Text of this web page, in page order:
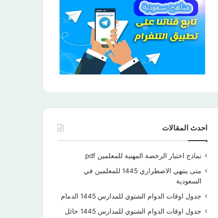
احدث المقالات
نماذج اختبار الرخصة المهنية للمعلمين pdf
متى ينتهي الاضطراري 1445 للمعلمين في
السعودية
جدول اوقات الدوام الشتوي للمدارس 1445 الدمام
جدول اوقات الدوام الشتوي للمدارس 1445 حائل